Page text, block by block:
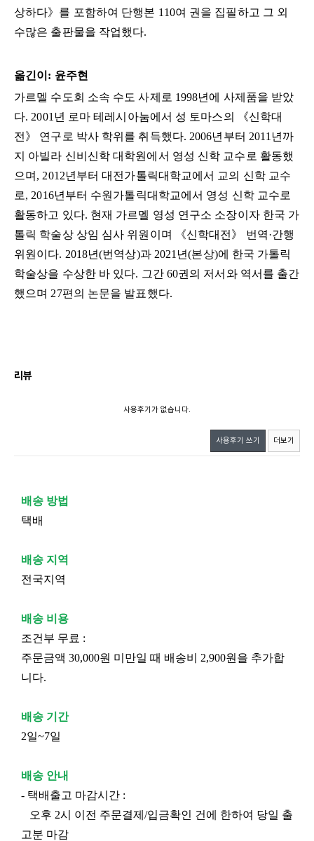
상하다》를 포함하여 단행본 110여 권을 집필하고 그 외
수많은 출판물을 작업했다.
옮긴이: 윤주현
가르멜 수도회 소속 수도 사제로 1998년에 사제품을 받았
다. 2001년 로마 테레시아눔에서 성 토마스의 《신학대
전》 연구로 박사 학위를 취득했다. 2006년부터 2011년까
지 아빌라 신비신학 대학원에서 영성 신학 교수로 활동했
으며, 2012년부터 대전가톨릭대학교에서 교의 신학 교수
로, 2016년부터 수원가톨릭대학교에서 영성 신학 교수로
활동하고 있다. 현재 가르멜 영성 연구소 소장이자 한국 가
톨릭 학술상 상임 심사 위원이며 《신학대전》 번역·간행
위원이다. 2018년(번역상)과 2021년(본상)에 한국 가톨릭
학술상을 수상한 바 있다. 그간 60권의 저서와 역서를 출간
했으며 27편의 논문을 발표했다.
리뷰
사용후기가 없습니다.
사용후기 쓰기 더보기
배송 방법
택배
배송 지역
전국지역
배송 비용
조건부 무료 :
주문금액 30,000원 미만일 때 배송비 2,900원을 추가합
니다.
배송 기간
2일~7일
배송 안내
- 택배출고 마감시간 :
오후 2시 이전 주문결제/입금확인 건에 한하여 당일 출
고분 마감